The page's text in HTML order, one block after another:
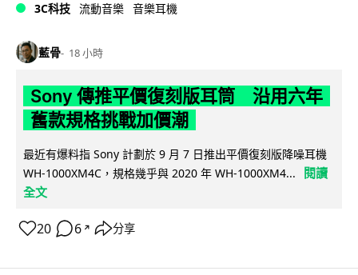
3C科技 流動音樂 音樂耳機
藍骨 18 小時
Sony 傳推平價復刻版耳筒 沿用六年
舊款規格挑戰加價潮
最近有爆料指 Sony 計劃於 9 月 7 日推出平價復刻版降噪耳機
WH-1000XM4C，規格幾乎與 2020 年 WH-1000XM4...
閱讀
全文
20 6 ↗ 分享